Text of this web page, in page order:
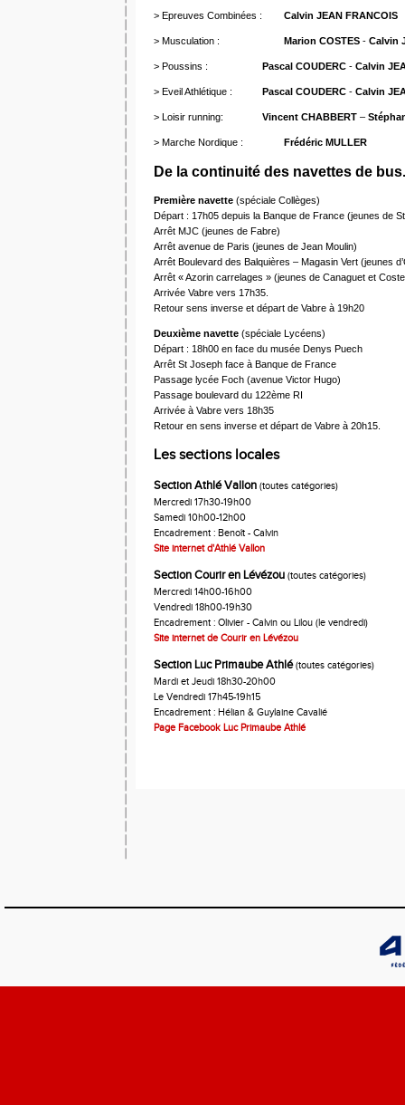
> Epreuves Combinées : Calvin JEAN FRANCOIS
> Musculation : Marion COSTES - Calvin
> Poussins : Pascal COUDERC - Calvin
> Eveil Athlétique : Pascal COUDERC - Calvin
> Loisir running: Vincent CHABBERT –
> Marche Nordique : Frédéric MULLER
De la continuité des navettes de bus.
Première navette (spéciale Collèges)
Départ : 17h05 depuis la Banque de France (jeunes de
Arrêt MJC (jeunes de Fabre)
Arrêt avenue de Paris (jeunes de Jean Moulin)
Arrêt Boulevard des Balquières – Magasin Vert (jeunes
Arrêt « Azorin carrelages » (jeunes de Canaguet et
Arrivée Vabre vers 17h35.
Retour sens inverse et départ de Vabre à 19h20
Deuxième navette (spéciale Lycéens)
Départ : 18h00 en face du musée Denys Puech
Arrêt St Joseph face à Banque de France
Passage lycée Foch (avenue Victor Hugo)
Passage boulevard du 122ème RI
Arrivée à Vabre vers 18h35
Retour en sens inverse et départ de Vabre à 20h15.
Les sections locales
Section Athlé Vallon (toutes catégories)
Mercredi 17h30-19h00
Samedi 10h00-12h00
Encadrement : Benoît - Calvin
Site internet d'Athlé Vallon
Section Courir en Lévézou (toutes catégories)
Mercredi 14h00-16h00
Vendredi 18h00-19h30
Encadrement : Olivier - Calvin ou Lilou (le vendredi)
Site internet de Courir en Lévézou
Section Luc Primaube Athlé(toutes catégories)
Mardi et Jeudi 18h30-20h00
Le Vendredi 17h45-19h15
Encadrement : Hélian & Guylaine Cavalié
Page Facebook Luc Primaube Athlé